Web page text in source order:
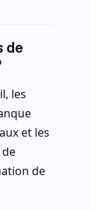
de
les
et les
de